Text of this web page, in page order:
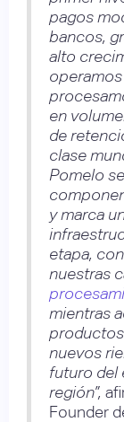
pagos
bancos,
alto
en
de
clase
Pomelo
y marca
etapa,
nuestras
mientras
nuevos
futuro del
región”,
Founder